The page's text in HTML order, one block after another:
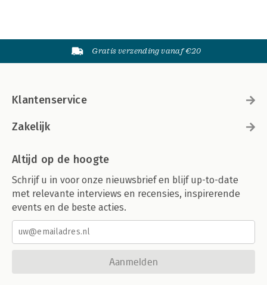
Gratis verzending vanaf €20
Klantenservice
Zakelijk
Altijd op de hoogte
Schrijf u in voor onze nieuwsbrief en blijf up-to-date
met relevante interviews en recensies, inspirerende
events en de beste acties.
Aanmelden